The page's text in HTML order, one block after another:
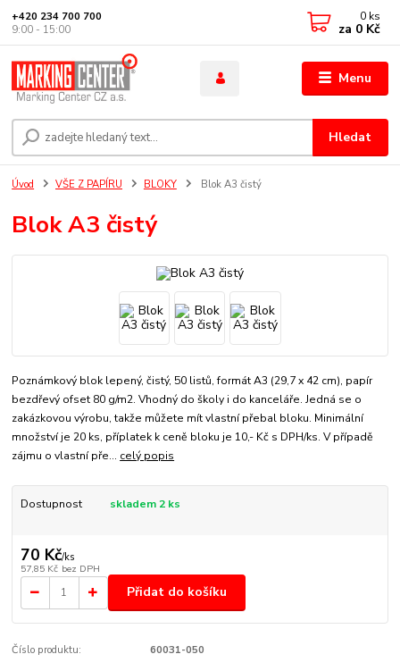
Menu
Hledat
+420 234 700 700
9:00 - 15:00
0 ks
za 0 Kč
Úvod VŠE Z PAPÍRU BLOKY Blok A3 čistý
Blok A3 čistý
Poznámkový blok lepený, čistý, 50 listů, formát A3 (29,7 x 42 cm), papír
bezdřevý ofset 80 g/m2. Vhodný do školy i do kanceláře. Jedná se o
zakázkovou výrobu, takže můžete mít vlastní přebal bloku. Minimální
množství je 20 ks, příplatek k ceně bloku je 10,- Kč s DPH/ks. V případě
zájmu o vlastní pře... celý popis
Dostupnost skladem 2 ks
70 Kč/ks
57,85 Kč bez DPH
Přidat do košíku
Číslo produktu: 60031-050